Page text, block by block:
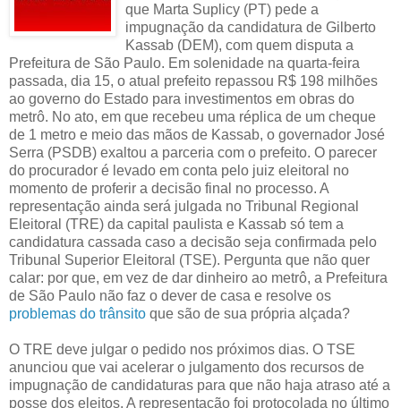
que Marta Suplicy (PT) pede a
impugnação da candidatura de Gilberto
Kassab (DEM), com quem disputa a
Prefeitura de São Paulo. Em solenidade na quarta-feira
passada, dia 15, o atual prefeito repassou R$ 198 milhões
ao governo do Estado para investimentos em obras do
metrô. No ato, em que recebeu uma réplica de um cheque
de 1 metro e meio das mãos de Kassab, o governador José
Serra (PSDB) exaltou a parceria com o prefeito. O parecer
do procurador é levado em conta pelo juiz eleitoral no
momento de proferir a decisão final no processo. A
representação ainda será julgada no Tribunal Regional
Eleitoral (TRE) da capital paulista e Kassab só tem a
candidatura cassada caso a decisão seja confirmada pelo
Tribunal Superior Eleitoral (TSE). Pergunta que não quer
calar: por que, em vez de dar dinheiro ao metrô, a Prefeitura
de São Paulo não faz o dever de casa e resolve os
problemas do trânsito que são de sua própria alçada?
O TRE deve julgar o pedido nos próximos dias. O TSE
anunciou que vai acelerar o julgamento dos recursos de
impugnação de candidaturas para que não haja atraso até a
posse dos eleitos. A representação foi protocolada no último